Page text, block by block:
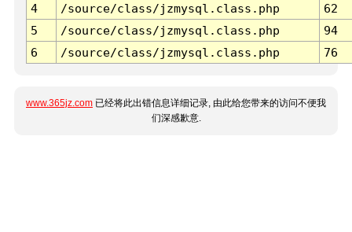
4
/source/class/jzmysql.class.php
62
5
/source/class/jzmysql.class.php
94
6
/source/class/jzmysql.class.php 76
www.365jz.com 已经将此出错信息详细记录, 由此给您带来的访问不便我
们深感歉意.